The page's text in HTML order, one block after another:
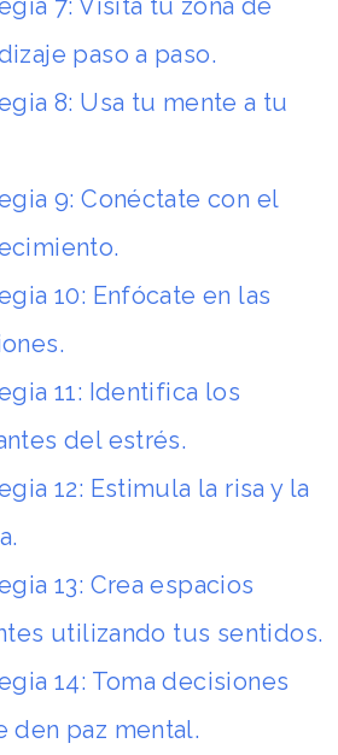
7: Visita tu zona de
paso a paso.
8: Usa tu mente a tu
9: Conéctate con el
.
10: Enfócate en las
.
11: Identifica los
del estrés.
12: Estimula la risa y la
.
13: Crea espacios
utilizando tus sentidos.
14: Toma decisiones
den paz mental.